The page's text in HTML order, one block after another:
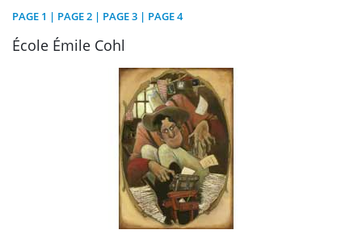
PAGE 1 | PAGE 2 | PAGE 3 | PAGE 4
École Émile Cohl